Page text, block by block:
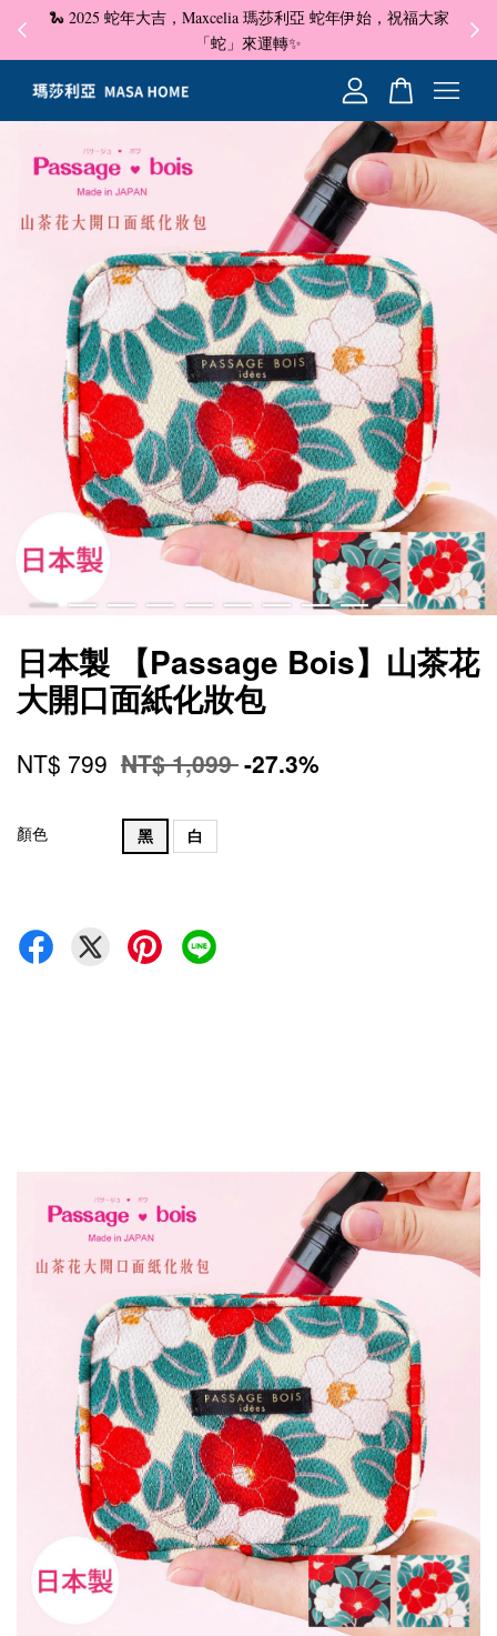
🐍 2025 蛇年大吉，Maxcelia 瑪莎利亞 蛇年伊始，祝福大家
「蛇」來運轉✨
✦
日本製 【Passage Bois】山茶花
大開口面紙化妝包
NT$ 799 NT$ 1,099-27.3%
顏色 黑 白
您的購物車目前還是空的。